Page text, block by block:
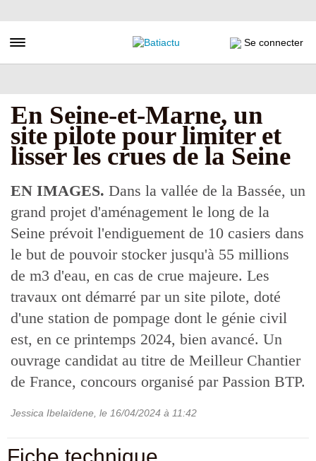
au
principal
Toggle navigation Se connecter
En Seine-et-Marne, un
site pilote pour limiter et
lisser les crues de la Seine
EN IMAGES. Dans la vallée de la Bassée, un
grand projet d'aménagement le long de la
Seine prévoit l'endiguement de 10 casiers dans
le but de pouvoir stocker jusqu'à 55 millions
de m3 d'eau, en cas de crue majeure. Les
travaux ont démarré par un site pilote, doté
d'une station de pompage dont le génie civil
est, en ce printemps 2024, bien avancé. Un
ouvrage candidat au titre de Meilleur Chantier
de France, concours organisé par Passion BTP.
Jessica Ibelaïdene , le 16/04/2024 à 11:42